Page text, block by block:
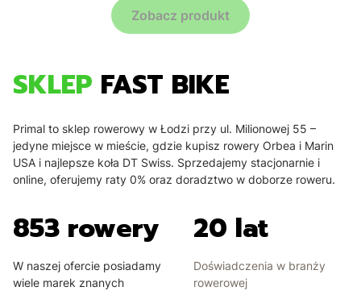
Zobacz produkt
SKLEP FAST BIKE
Primal to sklep rowerowy w Łodzi przy ul. Milionowej 55 –
jedyne miejsce w mieście, gdzie kupisz rowery Orbea i Marin
USA i najlepsze koła DT Swiss. Sprzedajemy stacjonarnie i
online, oferujemy raty 0% oraz doradztwo w doborze roweru.
853 rowery
W naszej ofercie posiadamy
wiele marek znanych
20 lat
Doświadczenia w branży
rowerowej